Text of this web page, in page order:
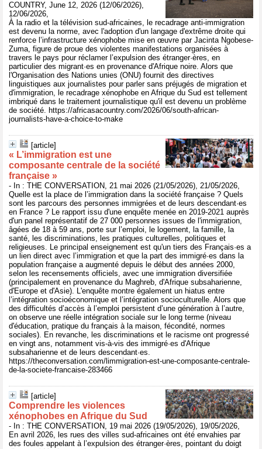
COUNTRY, June 12, 2026 (12/06/2026),
12/06/2026,
À la radio et la télévision sud-africaines, le recadrage anti-immigration
est devenu la norme, avec l'adoption d'un langage d'extrême droite qui
renforce l’infrastructure xénophobe mise en œuvre par Jacinta Ngobese-
Zuma, figure de proue des violentes manifestations organisées à
travers le pays pour réclamer l’expulsion des étranger·ères, en
particulier des migrant·es en provenance d'Afrique noire. Alors que
l'Organisation des Nations unies (ONU) fournit des directives
linguistiques aux journalistes pour parler sans préjugés de migration et
d'immigration, le recadrage xénophobe en Afrique du Sud est tellement
imbriqué dans le traitement journalistique qu'il est devenu un problème
de société. https://africasacountry.com/2026/06/south-african-
journalists-have-a-choice-to-make
[article]
« L’immigration est une
composante centrale de la société
française »
- In : THE CONVERSATION, 21 mai 2026 (21/05/2026), 21/05/2026,
Quelle est la place de l’immigration dans la société française ? Quels
sont les parcours des personnes immigrées et de leurs descendant·es
en France ? Le rapport issu d'une enquête menée en 2019-2021 auprès
d'un panel représentatif de 27 000 personnes issues de l'immigration,
âgées de 18 à 59 ans, porte sur l’emploi, le logement, la famille, la
santé, les discriminations, les pratiques culturelles, politiques et
religieuses. Le principal enseignement est qu'un tiers des Français·es a
un lien direct avec l’immigration et que la part des immigré·es dans la
population française a augmenté depuis le début des années 2000,
selon les recensements officiels, avec une immigration diversifiée
(principalement en provenance du Maghreb, d'Afrique subsaharienne,
d'Europe et d'Asie). L'enquête montre également un hiatus entre
l’intégration socioéconomique et l’intégration socioculturelle. Alors que
des difficultés d’accès à l’emploi persistent d’une génération à l’autre,
on observe une réelle intégration sociale sur le long terme (niveau
d'éducation, pratique du français à la maison, fécondité, normes
sociales). En revanche, les discriminations et le racisme ont progressé
en vingt ans, notamment vis-à-vis des immigré·es d'Afrique
subsaharienne et de leurs descendant·es.
https://theconversation.com/limmigration-est-une-composante-centrale-
de-la-societe-francaise-283466
[article]
Comprendre les violences
xénophobes en Afrique du Sud
- In : THE CONVERSATION, 19 mai 2026 (19/05/2026), 19/05/2026,
En avril 2026, les rues des villes sud-africaines ont été envahies par
des foules appelant à l’expulsion des étranger·ères, pointant du doigt